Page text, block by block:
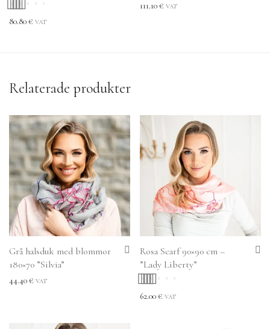
Betygsatt5.00
80.80€ VAT
111.10€ VAT
Relaterade produkter
Grå halsduk med blommor
180×70 ”Silvia”
44.40€ VAT
Rosa Scarf 90×90 cm –
”Lady Liberty”
Betygsatt5.00
62.00€ VAT